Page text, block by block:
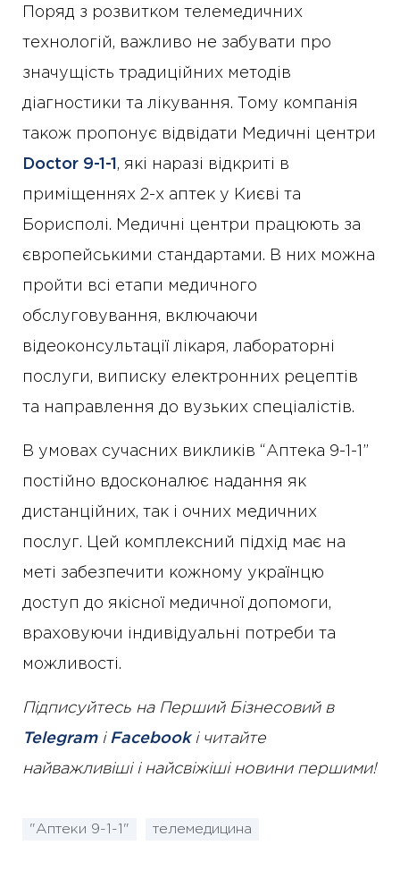
Поряд з розвитком телемедичних
технологій, важливо не забувати про
значущість традиційних методів
діагностики та лікування. Тому компанія
також пропонує відвідати Медичні центри
Doctor 9-1-1 , які наразі відкриті в
приміщеннях 2-х аптек у Києві та
Борисполі. Медичні центри працюють за
європейськими стандартами. В них можна
пройти всі етапи медичного
обслуговування, включаючи
відеоконсультації лікаря, лабораторні
послуги, виписку електронних рецептів
та направлення до вузьких спеціалістів.
В умовах сучасних викликів “Аптека 9-1-1”
постійно вдосконалює надання як
дистанційних, так і очних медичних
послуг. Цей комплексний підхід має на
меті забезпечити кожному українцю
доступ до якісної медичної допомоги,
враховуючи індивідуальні потреби та
можливості.
Підписуйтесь на Перший Бізнесовий в
Telegramі Facebookі читайте
найважливіші і найсвіжіші новини першими!
"Аптеки 9-1-1" телемедицина